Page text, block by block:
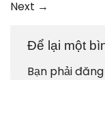
Next →
Để lại một
Bạn phải